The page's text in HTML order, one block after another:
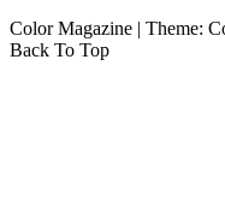
Color Magazine
Theme:
Back To Top